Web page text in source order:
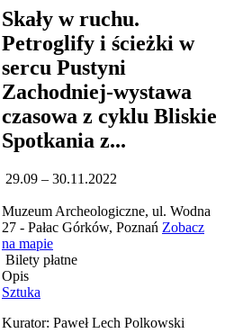
Skały w ruchu.
Petroglify i ścieżki w
sercu Pustyni
Zachodniej-wystawa
czasowa z cyklu Bliskie
Spotkania z...
29.09 – 30.11.2022
Muzeum Archeologiczne, ul. Wodna
27 - Pałac Górków, Poznań Zobacz
na mapie
Bilety płatne
Opis
Sztuka
Kurator: Paweł Lech Polkowski